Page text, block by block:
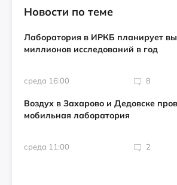
Новости по теме
Лаборатория в ИРКБ планирует
миллионов исследований в год
среда 16:00 8
Воздух в Захарово и Дедовске
мобильная лаборатория
среда 11:00 2